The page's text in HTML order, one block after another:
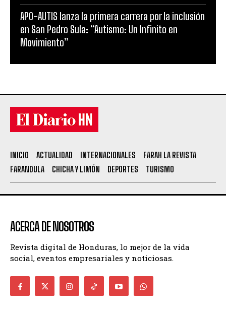
APO-AUTIS lanza la primera carrera por la inclusión
en San Pedro Sula: “Autismo: Un Infinito en
Movimiento”
INICIO ACTUALIDAD INTERNACIONALES
FARAH LA REVISTA
FARANDULA
CHICHA Y LIMÓN DEPORTES TURISMO
ACERCA DE NOSOTROS
Revista digital de Honduras, lo mejor de la vida
social, eventos empresariales y noticiosas.